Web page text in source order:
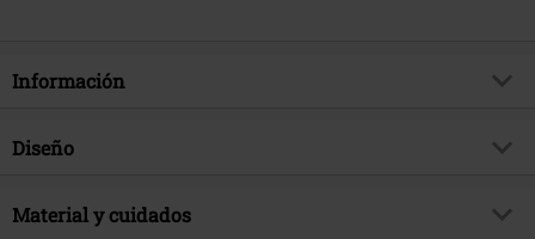
Información
Artículo no.
tema producto
Diseño
Tipo de producto
Material y cuidados